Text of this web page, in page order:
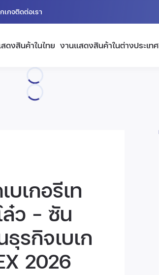
เกจติดต่อเรา
ดงสินค้าในไทย งานแสดงสินค้าในต่างประเทศ
เกอรีเท
ล๋ว – ซัน
รกิจเบเก
2026